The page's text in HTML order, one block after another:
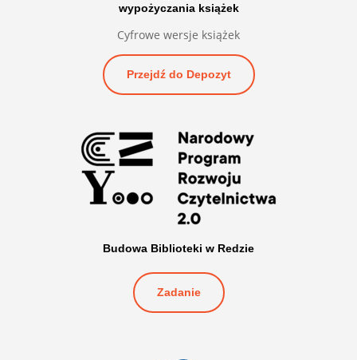
wypożyczania książek
Cyfrowe wersje książek
Przejdź do Depozyt
Budowa Biblioteki w Redzie
Zadanie